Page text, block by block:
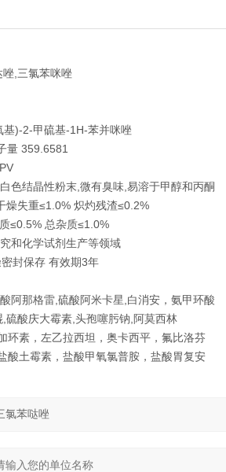
,三氯苯咪唑
)-2-甲硫基-1H-苯并咪唑
量 359.6581
色结晶性粉末,微有臭味,易溶于甲醇和丙酮
失重≤1.0% 炽灼残渣≤0.2%
≤0.5% 总杂质≤1.0%
和化学试剂生产等领域
封保存 有效期3年
阿那格雷,硫酸阿米卡星,白消安，氨甲环酸
硫酸庆大霉素,头孢噻肟钠,阿莫西林
环素，左乙拉西坦，奥卡西平，氟比洛芬
酸土霉素，盐酸甲氧氯普胺，盐酸胃复安